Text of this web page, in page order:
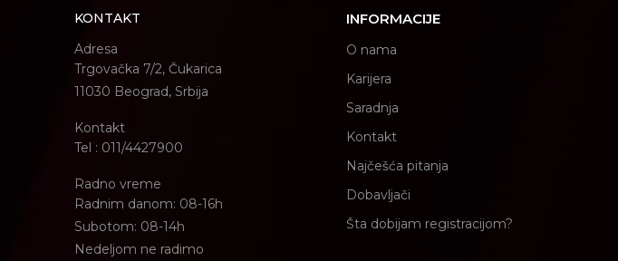
KONTAKT
Adresa
Trgovačka 7/2, Čukarica
11030 Beograd, Srbija
Kontakt
Tel : 011/4427900
Radno vreme
Radnim danom: 08-16h
Subotom: 08-14h
Nedeljom ne radimo
INFORMACIJE
O nama
Karijera
Saradnja
Kontakt
Najčešća pitanja
Dobavljači
Šta dobijam registracijom?